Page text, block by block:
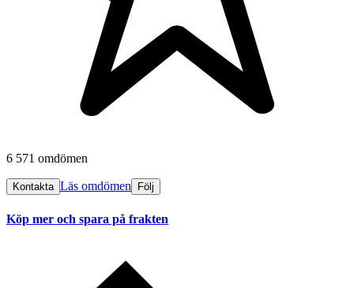
6 571 omdömen
Kontakta Läs omdömen Följ
Köp mer och spara på frakten